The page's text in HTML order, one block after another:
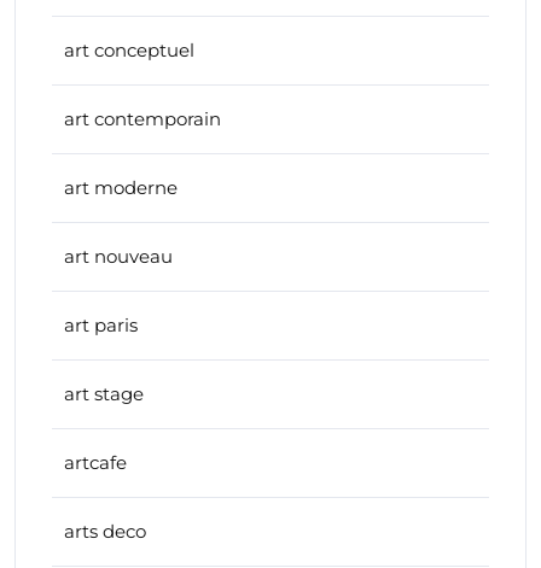
art conceptuel
art contemporain
art moderne
art nouveau
art paris
art stage
artcafe
arts deco